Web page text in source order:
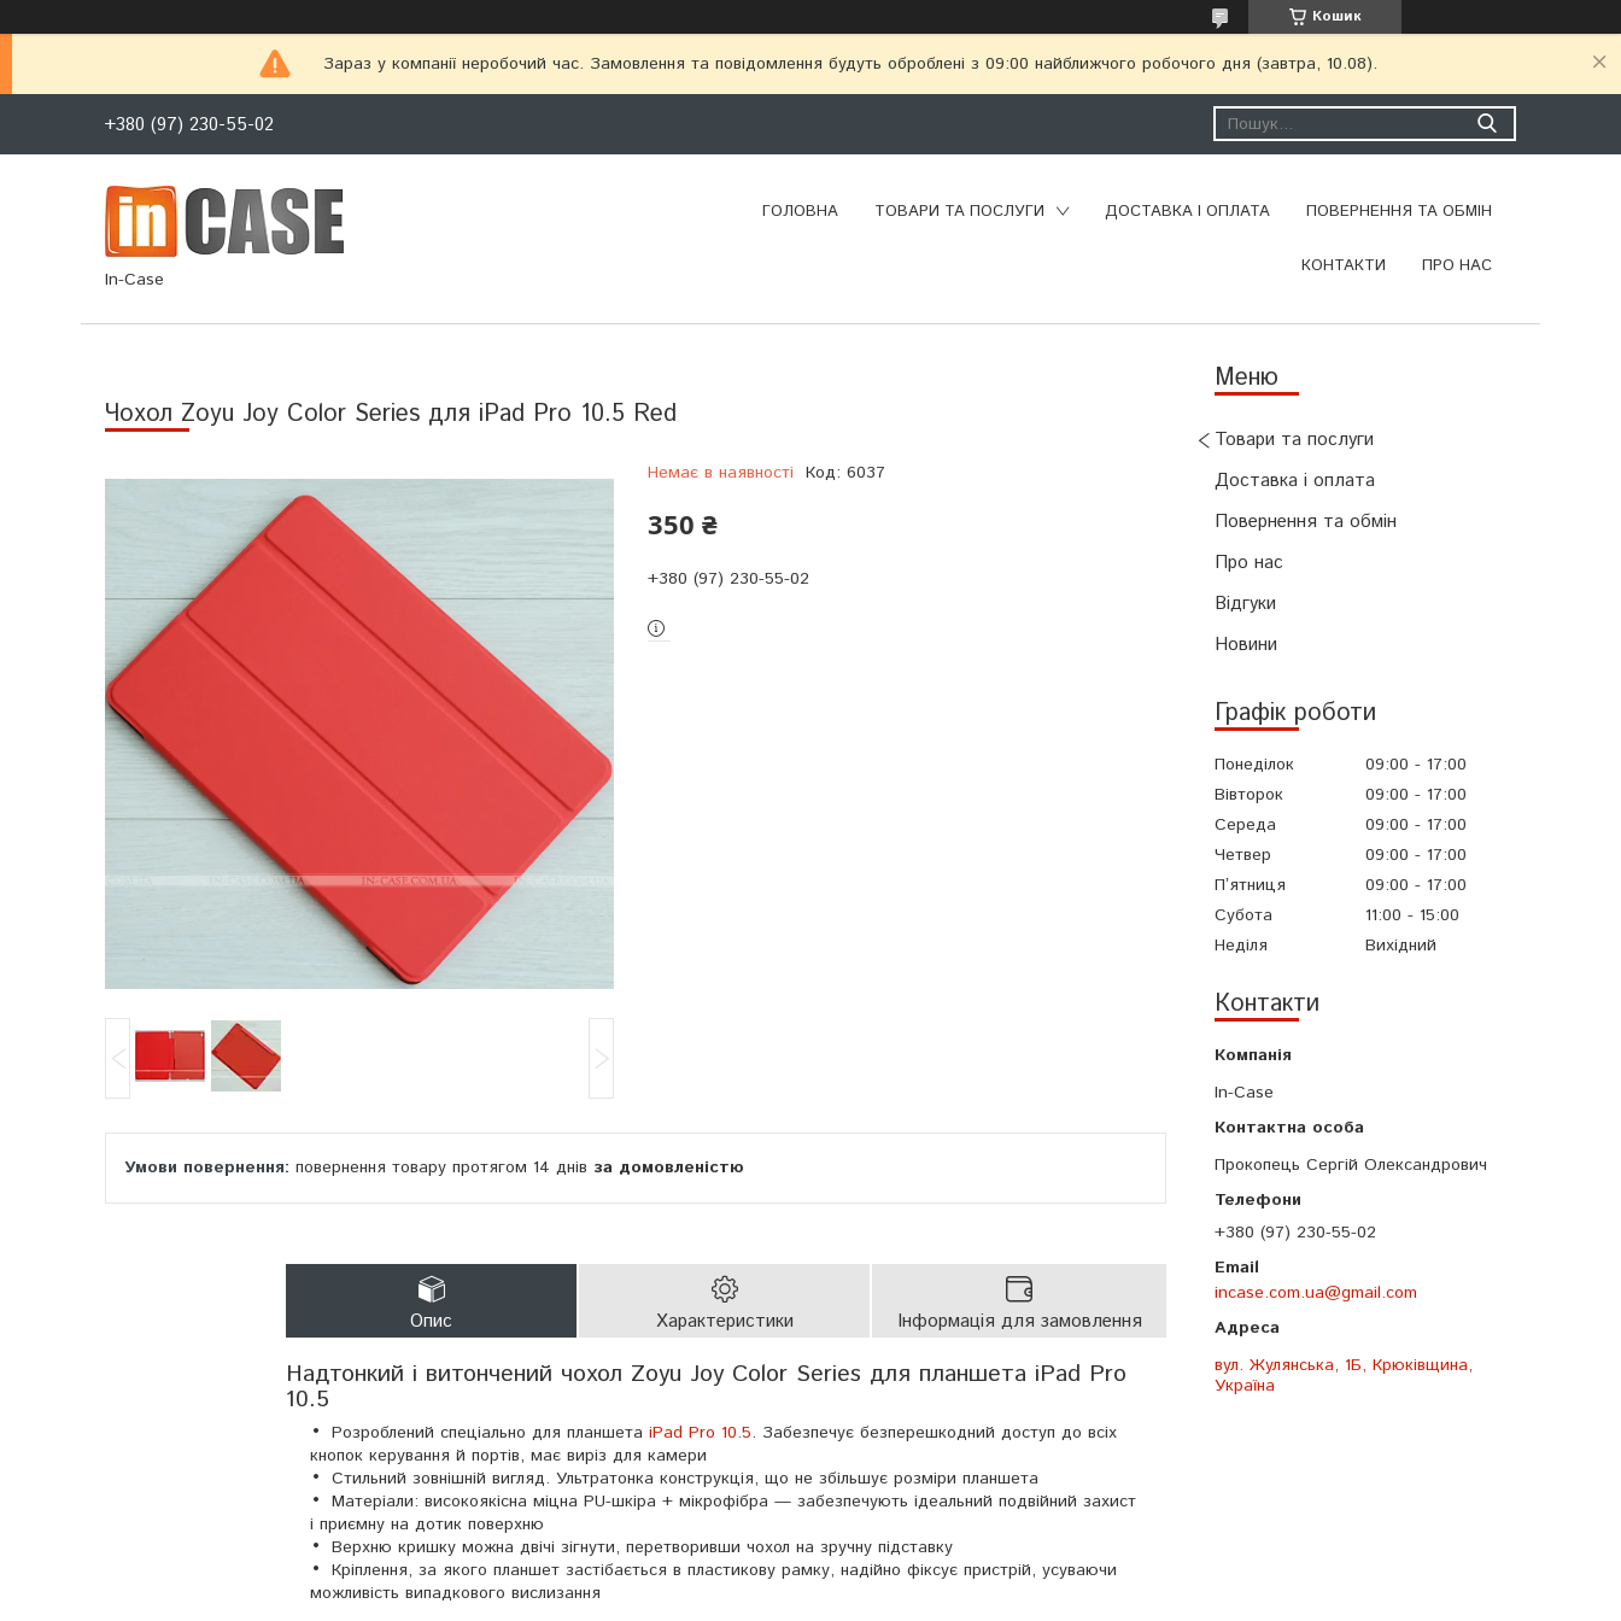
Кошик
Зараз у компанії неробочий час. Замовлення та повідомлення будуть оброблені з 09:00 найближчого робочого дня (завтра, 10.08).
+380 (97) 230-55-02
In-Case
ГОЛОВНА ТОВАРИ ТА ПОСЛУГИ ДОСТАВКА І ОПЛАТА ПОВЕРНЕННЯ ТА ОБМІН
КОНТАКТИ ПРО НАС
Товари та послуги
Доставка і оплата
Повернення та обмін
Про нас
Відгуки
Новини
Графік роботи
Понеділок 09:00
17:00
Вівторок
09:00
17:00
Середа
09:00
17:00
Четвер
09:00
17:00
Пʼятниця
09:00
17:00
Субота
11:00
15:00
Неділя
Вихідний
Контакти
In-Case
Прокопець Сергій Олександрович
+380 (97) 230-55-02
incase.com.ua@gmail.com
вул. Жулянська, 1Б, Крюківщина,
Україна
Чохол Zoyu Joy Color Series для iPad Pro 10.5 Red
Немає в наявності Код: 6037
350 ₴
+380 (97) 230-55-02
повернення товару протягом 14 днів за домовленістю
Опис Характеристики Інформація для замовлення
Надтонкий і витончений чохол Zoyu Joy Color Series для планшета iPad Pro
10.5
Розроблений спеціально для планшета iPad Pro 10.5. Забезпечує безперешкодний доступ до всіх
кнопок керування й портів, має виріз для камери
Стильний зовнішній вигляд. Ультратонка конструкція, що не збільшує розміри планшета
Матеріали: високоякісна міцна PU-шкіра + мікрофібра — забезпечують ідеальний подвійний захист
і приємну на дотик поверхню
Верхню кришку можна двічі зігнути, перетворивши чохол на зручну підставку
Кріплення, за якого планшет застібається в пластикову рамку, надійно фіксує пристрій, усуваючи
можливість випадкового вислизання